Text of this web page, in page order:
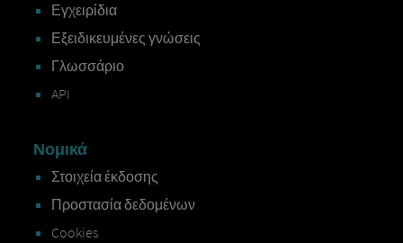
Εγχειρίδια
Εξειδικευμένες γνώσεις
Γλωσσάριο
API
Νομικά
Στοιχεία έκδοσης
Προστασία δεδομένων
Cookies